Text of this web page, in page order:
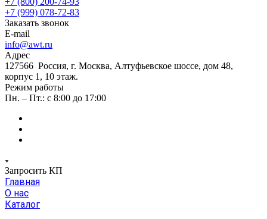
+7 (999) 078-72-83
Заказать звонок
E-mail
info@awt.ru
Адрес
127566 Россия, г. Москва, Алтуфьевское шоссе, дом 48,
корпус 1, 10 этаж.
Режим работы
Пн. – Пт.: с 8:00 до 17:00
Запросить КП
Главная
О нас
Каталог